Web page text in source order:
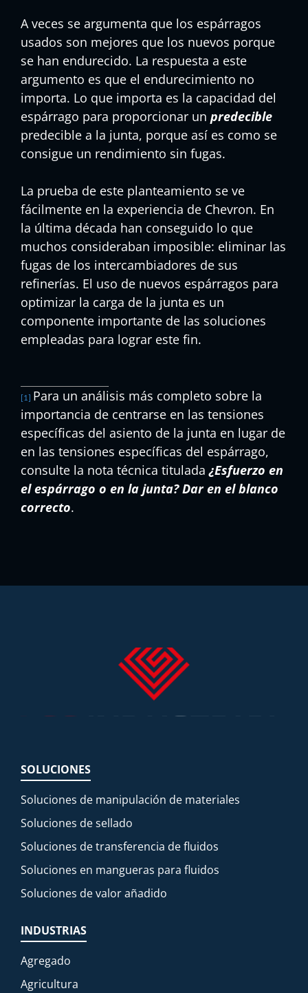
A veces se argumenta que los espárragos
usados son mejores que los nuevos porque
se han endurecido. La respuesta a este
argumento es que el endurecimiento no
importa. Lo que importa es la capacidad del
espárrago para proporcionar un predecible
predecible a la junta, porque así es como se
consigue un rendimiento sin fugas.
La prueba de este planteamiento se ve
fácilmente en la experiencia de Chevron. En
la última década han conseguido lo que
muchos consideraban imposible: eliminar las
fugas de los intercambiadores de sus
refinerías. El uso de nuevos espárragos para
optimizar la carga de la junta es un
componente importante de las soluciones
empleadas para lograr este fin.
[1] Para un análisis más completo sobre la
importancia de centrarse en las tensiones
específicas del asiento de la junta en lugar de
en las tensiones específicas del espárrago,
consulte la nota técnica titulada ¿Esfuerzo en
el espárrago o en la junta? Dar en el blanco
correcto.
SOLUCIONES
Soluciones de manipulación de materiales
Soluciones de sellado
Soluciones de transferencia de fluidos
Soluciones en mangueras para fluidos
Soluciones de valor añadido
INDUSTRIAS
Agregado
Agricultura